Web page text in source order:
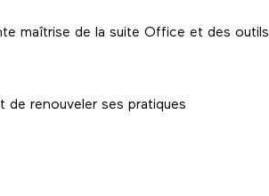
maîtrise de la suite Office et des outils
de renouveler ses pratiques